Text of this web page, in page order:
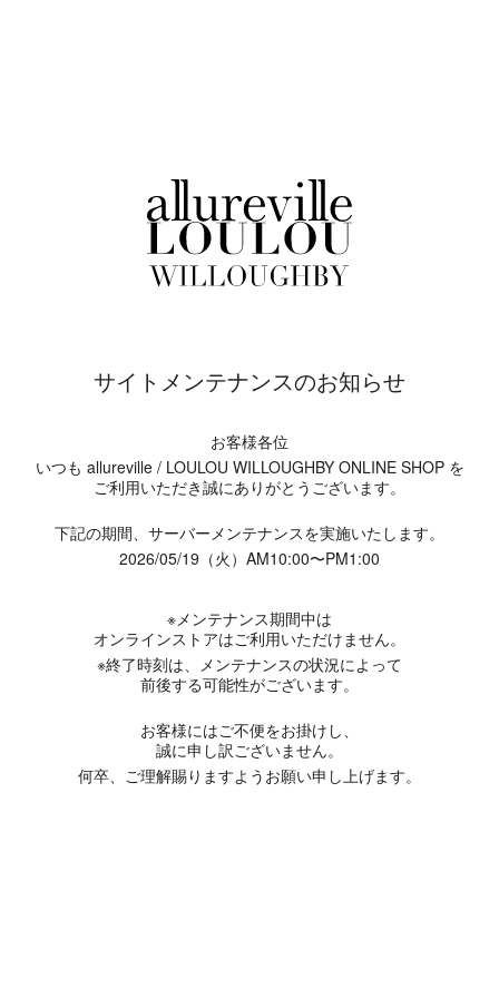
サイトメンテナンスのお知らせ
お客様各位
いつも allureville / LOULOU WILLOUGHBY ONLINE SHOP を
ご利用いただき誠にありがとうございます。
下記の期間、サーバーメンテナンスを実施いたします。
2026/05/19（火）AM10:00〜PM1:00
※メンテナンス期間中は
オンラインストアはご利用いただけません。
※終了時刻は、メンテナンスの状況によって
前後する可能性がございます。
お客様にはご不便をお掛けし、
誠に申し訳ございません。
何卒、ご理解賜りますようお願い申し上げます。